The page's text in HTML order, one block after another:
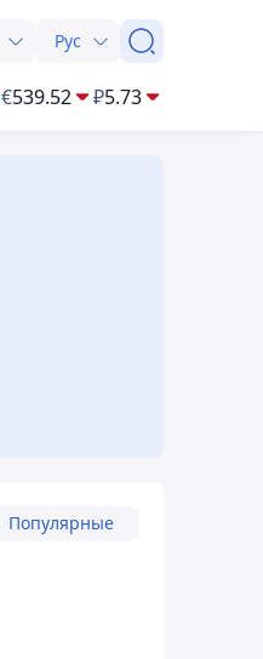
Рус
€539.52 ₽5.73
Популярные